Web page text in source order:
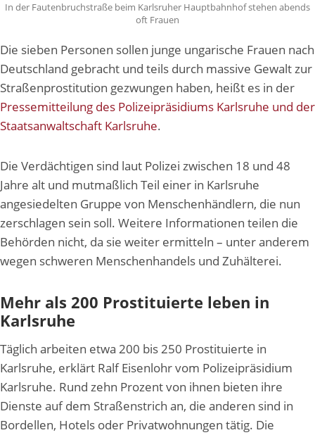
In der Fautenbruchstraße beim Karlsruher Hauptbahnhof stehen abends
oft Frauen
Die sieben Personen sollen junge ungarische Frauen nach
Deutschland gebracht und teils durch massive Gewalt zur
Straßenprostitution gezwungen haben, heißt es in der
Pressemitteilung des Polizeipräsidiums Karlsruhe und der
Staatsanwaltschaft Karlsruhe.
Die Verdächtigen sind laut Polizei zwischen 18 und 48
Jahre alt und mutmaßlich Teil einer in Karlsruhe
angesiedelten Gruppe von Menschenhändlern, die nun
zerschlagen sein soll. Weitere Informationen teilen die
Behörden nicht, da sie weiter ermitteln – unter anderem
wegen schweren Menschenhandels und Zuhälterei.
Mehr als 200 Prostituierte leben in
Karlsruhe
Täglich arbeiten etwa 200 bis 250 Prostituierte in
Karlsruhe, erklärt Ralf Eisenlohr vom Polizeipräsidium
Karlsruhe. Rund zehn Prozent von ihnen bieten ihre
Dienste auf dem Straßenstrich an, die anderen sind in
Bordellen, Hotels oder Privatwohnungen tätig. Die